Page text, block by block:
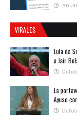
VIRALES
Lula da
a Jair
La
Ayuso